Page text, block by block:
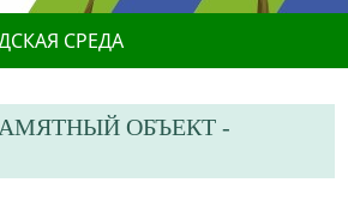
СРЕДА
ОБЪЕКТ -